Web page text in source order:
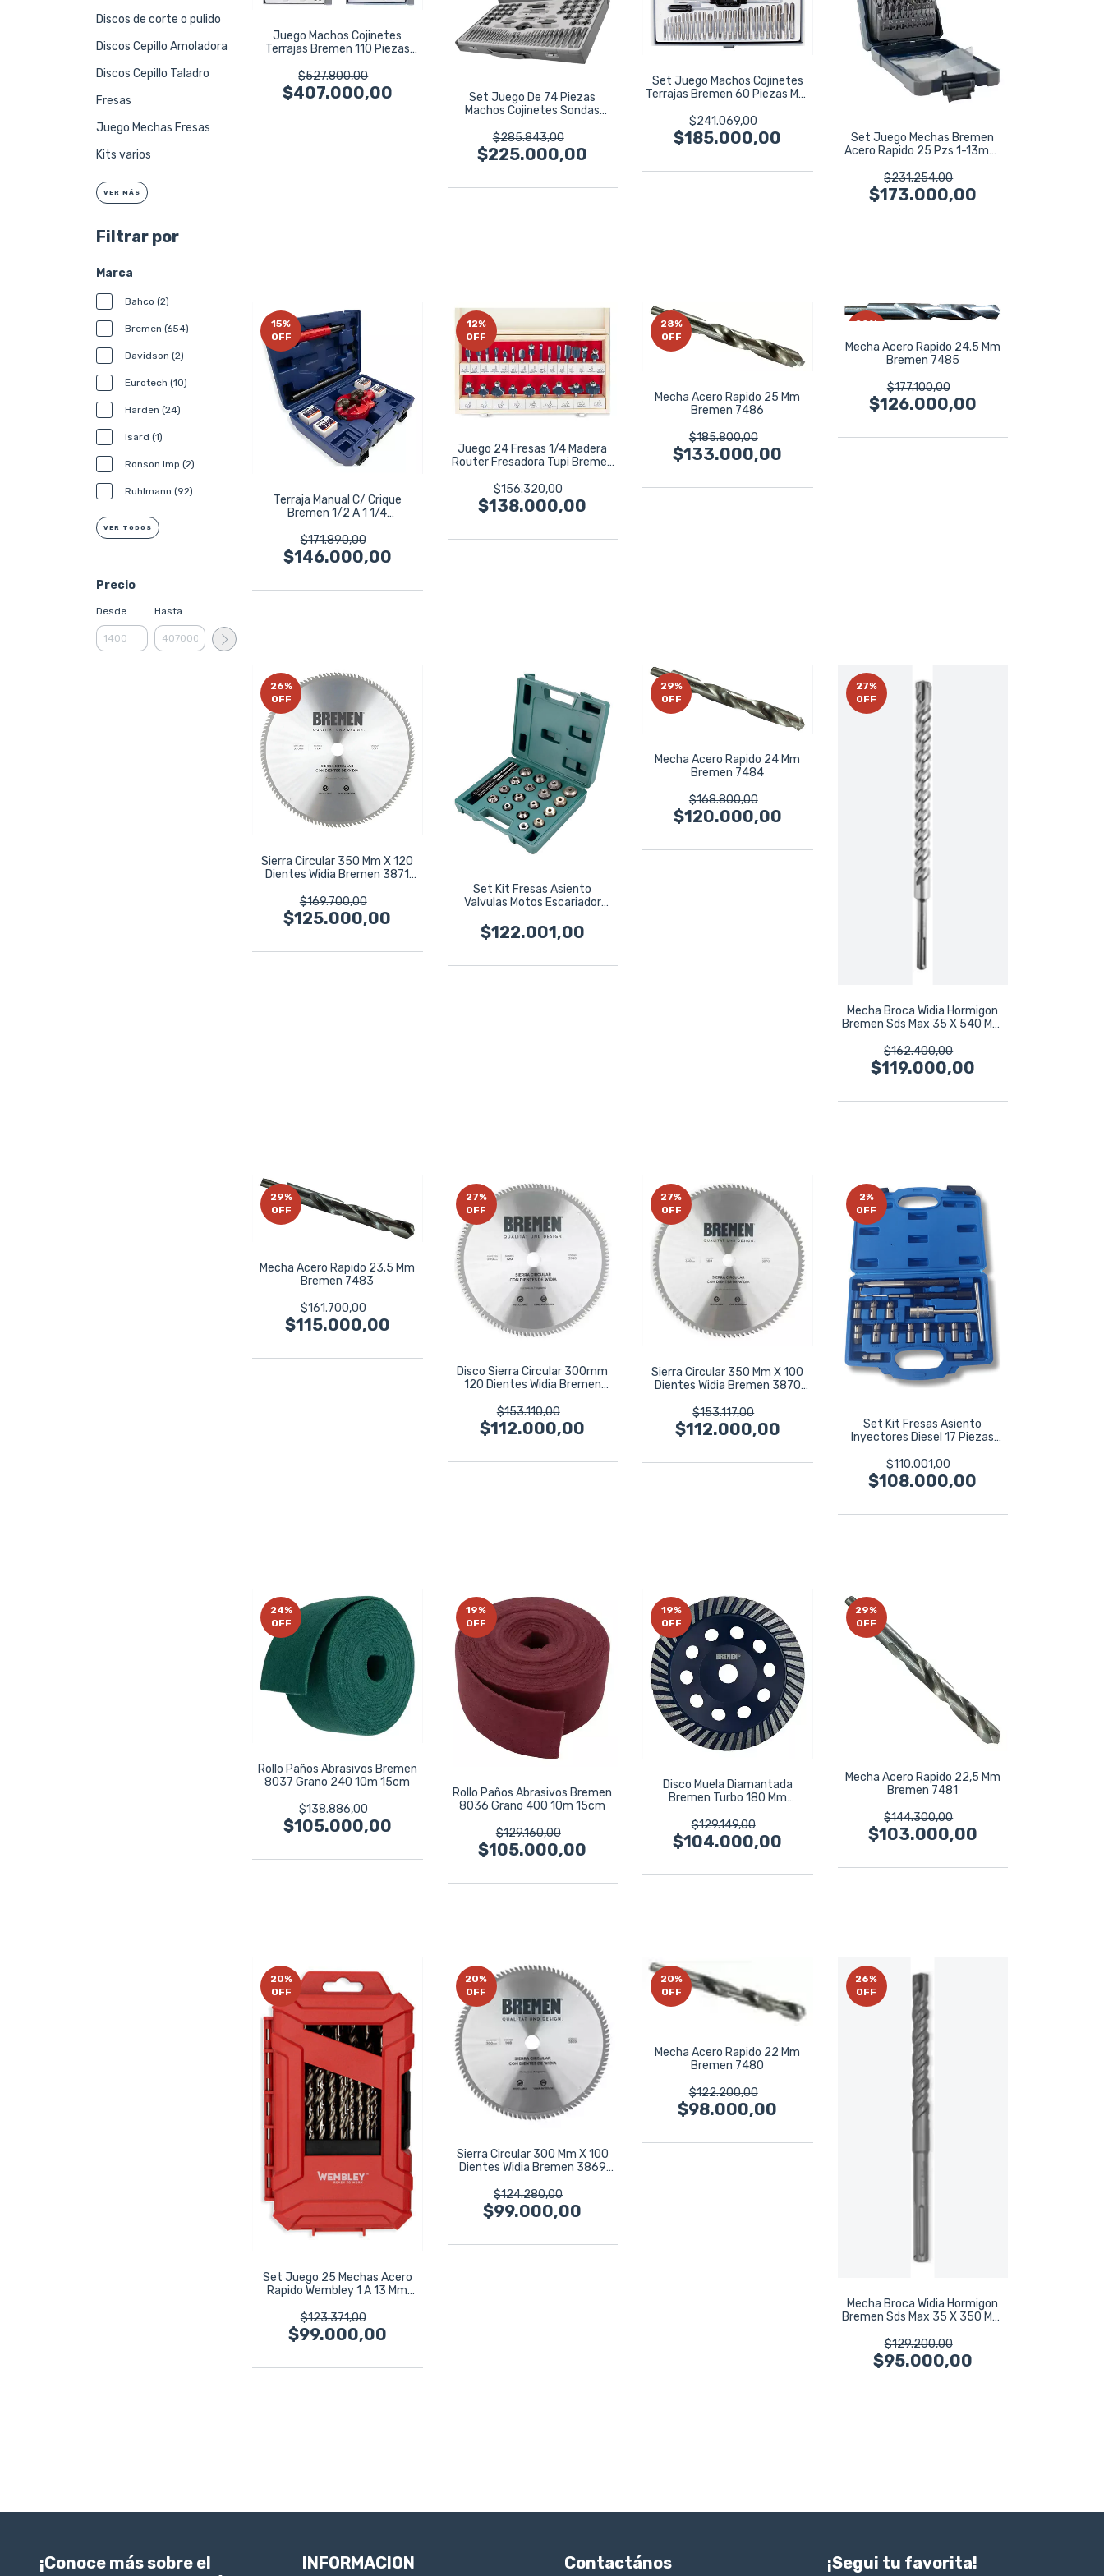
Discos de corte o pulido
Discos Cepillo Amoladora
Discos Cepillo Taladro
Fresas
Juego Mechas Fresas
Kits varios
VER MÁS
Filtrar por
Marca
Bahco (2)
Bremen (654)
Davidson (2)
Eurotech (10)
Harden (24)
Isard (1)
Ronson Imp (2)
Ruhlmann (92)
VER TODOS
Precio
Desde Hasta
Juego Machos Cojinetes
Terrajas Bremen 110 Piezas
$527.800,00
$407.000,00
Set Juego De 74 Piezas
Machos Cojinetes Sondas
$285.843,00
$225.000,00
Set Juego Machos Cojinetes
Terrajas Bremen 60 Piezas Mm
$241.069,00
$185.000,00
Set Juego Mechas Bremen
Acero Rapido 25 Pzs 1-13mm
$231.254,00
$173.000,00
15%
OFF
Terraja Manual C/ Crique
Bremen 1/2 A 1 1/4
$171.890,00
$146.000,00
12%
OFF
Juego 24 Fresas 1/4 Madera
Router Fresadora Tupi Bremen
$156.320,00
$138.000,00
28%
OFF
Mecha Acero Rapido 25 Mm
Bremen 7486
$185.800,00
$133.000,00
29%
Mecha Acero Rapido 24.5 Mm
Bremen 7485
$177.100,00
$126.000,00
26%
OFF
Sierra Circular 350 Mm X 120
Dientes Widia Bremen 3871
$169.700,00
$125.000,00
Set Kit Fresas Asiento
Valvulas Motos Escariador
$122.001,00
29%
OFF
Mecha Acero Rapido 24 Mm
Bremen 7484
$168.800,00
$120.000,00
27%
OFF
Mecha Broca Widia Hormigon
Bremen Sds Max 35 X 540 Mm
$162.400,00
$119.000,00
29%
OFF
Mecha Acero Rapido 23.5 Mm
Bremen 7483
$161.700,00
$115.000,00
27%
OFF
Disco Sierra Circular 300mm
120 Dientes Widia Bremen
$153.110,00
$112.000,00
27%
OFF
Sierra Circular 350 Mm X 100
Dientes Widia Bremen 3870
$153.117,00
$112.000,00
2%
OFF
Set Kit Fresas Asiento
Inyectores Diesel 17 Piezas
$110.001,00
$108.000,00
24%
OFF
Rollo Paños Abrasivos Bremen
8037 Grano 240 10m 15cm
$138.886,00
$105.000,00
19%
OFF
Rollo Paños Abrasivos Bremen
8036 Grano 400 10m 15cm
$129.160,00
$105.000,00
19%
OFF
Disco Muela Diamantada
Bremen Turbo 180 Mm
$129.149,00
$104.000,00
29%
OFF
Mecha Acero Rapido 22,5 Mm
Bremen 7481
$144.300,00
$103.000,00
20%
OFF
Set Juego 25 Mechas Acero
Rapido Wembley 1 A 13 Mm
$123.371,00
$99.000,00
20%
OFF
Sierra Circular 300 Mm X 100
Dientes Widia Bremen 3869
$124.280,00
$99.000,00
20%
OFF
Mecha Acero Rapido 22 Mm
Bremen 7480
$122.200,00
$98.000,00
26%
OFF
Mecha Broca Widia Hormigon
Bremen Sds Max 35 X 350 Mm
$129.200,00
$95.000,00
¡Conoce más sobre el
INFORMACION Contactános ¡Segui tu favorita!